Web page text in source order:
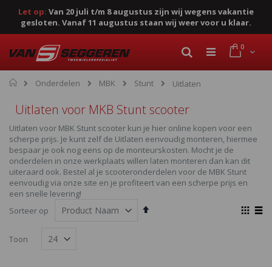
Let op: Van 20 juli t/m 8 augustus zijn wij wegens vakantie
gesloten. Vanaf 11 augustus staan wij weer voor u klaar.
naar
de
inhoud
Cart
0
Zoek
Home
Onderdelen MBK Stunt Uitlaten
Uitlaten voor MKB Stunt scooter
Uitlaten voor MBK Stunt scooter kun je hier online kopen voor een
scherpe prijs. Je kunt zelf de Uitlaten eenvoudig monteren, hiermee
bespaar je ook nog eens op de monteurskosten. Mocht je de
onderdelen in onze werkplaats willen laten monteren dan kan dit
uiteraard ook. Bestel al je scooteronderdelen voor de MBK Stunt
eenvoudig via onze site en je profiteert van een scherpe prijs en
een snelle levering!
Sorteer op
Van
Toon